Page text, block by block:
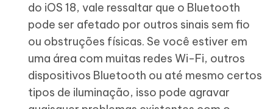
do iOS 18, vale ressaltar que o Bluetooth
pode ser afetado por outros sinais sem fio
ou obstruções físicas. Se você estiver em
uma área com muitas redes Wi-Fi, outros
dispositivos Bluetooth ou até mesmo certos
tipos de iluminação, isso pode agravar